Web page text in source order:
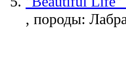
, породы: